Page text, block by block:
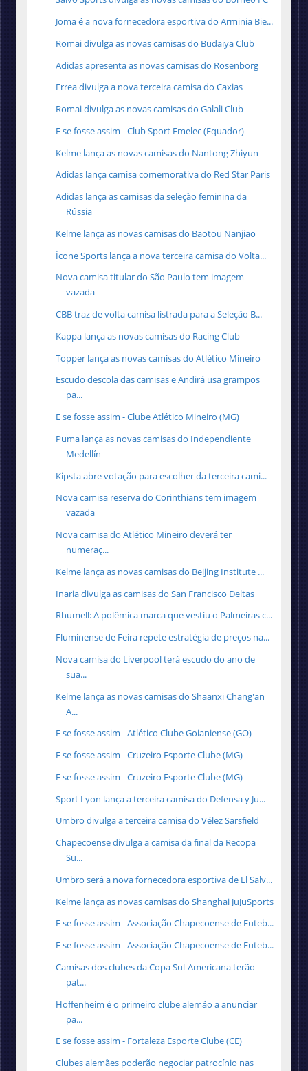
Joma é a nova fornecedora esportiva do Arminia Bie...
Romai divulga as novas camisas do Budaiya Club
Adidas apresenta as novas camisas do Rosenborg
Errea divulga a nova terceira camisa do Caxias
Romai divulga as novas camisas do Galali Club
E se fosse assim - Club Sport Emelec (Equador)
Kelme lança as novas camisas do Nantong Zhiyun
Adidas lança camisa comemorativa do Red Star Paris
Adidas lança as camisas da seleção feminina da
Rússia
Kelme lança as novas camisas do Baotou Nanjiao
Ícone Sports lança a nova terceira camisa do Volta...
Nova camisa titular do São Paulo tem imagem
vazada
CBB traz de volta camisa listrada para a Seleção B...
Kappa lança as novas camisas do Racing Club
Topper lança as novas camisas do Atlético Mineiro
Escudo descola das camisas e Andirá usa grampos
pa...
E se fosse assim - Clube Atlético Mineiro (MG)
Puma lança as novas camisas do Independiente
Medellín
Kipsta abre votação para escolher da terceira cami...
Nova camisa reserva do Corinthians tem imagem
vazada
Nova camisa do Atlético Mineiro deverá ter
numeraç...
Kelme lança as novas camisas do Beijing Institute ...
Inaria divulga as camisas do San Francisco Deltas
Rhumell: A polêmica marca que vestiu o Palmeiras c...
Fluminense de Feira repete estratégia de preços na...
Nova camisa do Liverpool terá escudo do ano de
sua...
Kelme lança as novas camisas do Shaanxi Chang'an
A...
E se fosse assim - Atlético Clube Goianiense (GO)
E se fosse assim - Cruzeiro Esporte Clube (MG)
E se fosse assim - Cruzeiro Esporte Clube (MG)
Sport Lyon lança a terceira camisa do Defensa y Ju...
Umbro divulga a terceira camisa do Vélez Sarsfield
Chapecoense divulga a camisa da final da Recopa
Su...
Umbro será a nova fornecedora esportiva de El Salv...
Kelme lança as novas camisas do Shanghai JuJuSports
E se fosse assim - Associação Chapecoense de Futeb...
E se fosse assim - Associação Chapecoense de Futeb...
Camisas dos clubes da Copa Sul-Americana terão
pat...
Hoffenheim é o primeiro clube alemão a anunciar
pa...
E se fosse assim - Fortaleza Esporte Clube (CE)
Clubes alemães poderão negociar patrocínio nas